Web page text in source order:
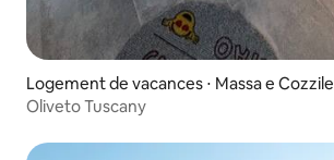
Logement de vacances ⋅ Massa e Cozzile
Oliveto Tuscany